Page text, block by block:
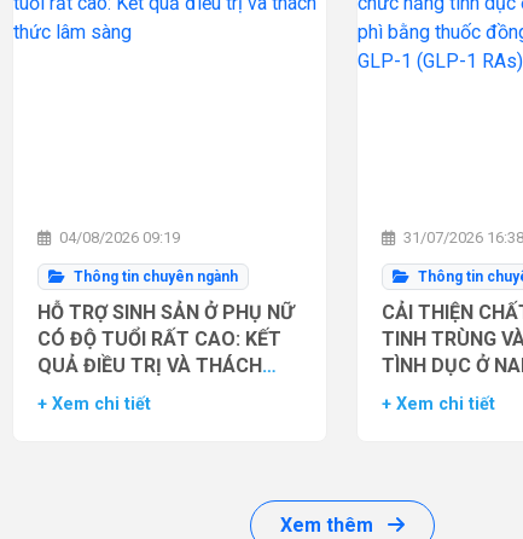
04/08/2026 09:19
Thông tin chuyên ngành
HỖ TRỢ SINH SẢN Ở PHỤ NỮ
CÓ ĐỘ TUỔI RẤT CAO: KẾT
QUẢ ĐIỀU TRỊ VÀ THÁCH
THỨC LÂM SÀNG
+ Xem chi tiết
31/07/2026 16:38
Thông tin
CẢI THIỆN
TINH TRÙNG
TÌNH DỤC Ở
PHÌ BẰNG
+ Xem chi tiết
Xem thêm